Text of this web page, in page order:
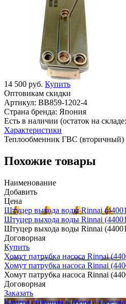
14 500 руб. Купить
Оптовикам скидки
Артикул: BB859-1202-4
Страна бренда: Япония
Есть в наличии (остаток на
Характеристики
Теплообменник ГВС (вторичный)
Похожие товары
Наименование
Добавить
Цена
Штуцер выхода воды Rinnai
Штуцер выхода воды Rinnai
Штуцер выхода воды Rinnai
Договорная
Купить
Хомут патрубка насоса Rinnai
Хомут патрубка насоса Rinnai
Хомут патрубка насоса Rinnai
Договорная
Заказать
Камера сгорания в сборе с